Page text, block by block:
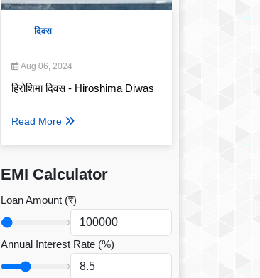
दिवस
Aug 06, 2024
हिरोशिमा दिवस - Hiroshima Diwas
Read More
EMI Calculator
Loan Amount (₹)
Annual Interest Rate (%)